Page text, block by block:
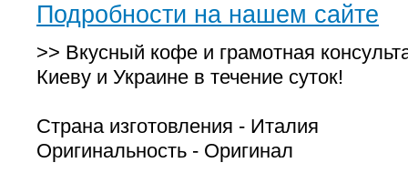
Подробности на нашем сайте
>> Вкусный кофе и грамотная
Киеву и Украине в течение суток!
Страна изготовления - Италия
Оригинальность - Оригинал